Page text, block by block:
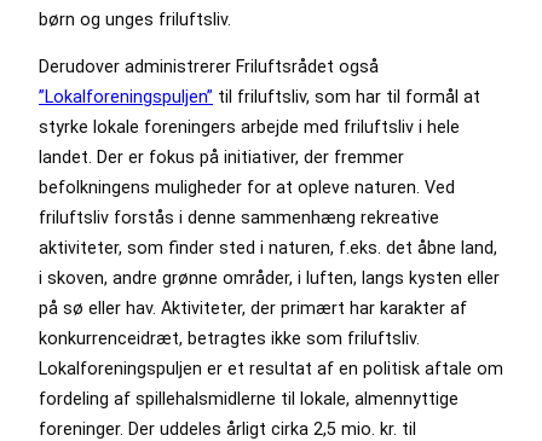
børn og unges friluftsliv.
Derudover administrerer Friluftsrådet også
”Lokalforeningspuljen” til friluftsliv, som har til formål at
styrke lokale foreningers arbejde med friluftsliv i hele
landet. Der er fokus på initiativer, der fremmer
befolkningens muligheder for at opleve naturen. Ved
friluftsliv forstås i denne sammenhæng rekreative
aktiviteter, som finder sted i naturen, f.eks. det åbne land,
i skoven, andre grønne områder, i luften, langs kysten eller
på sø eller hav. Aktiviteter, der primært har karakter af
konkurrenceidræt, betragtes ikke som friluftsliv.
Lokalforeningspuljen er et resultat af en politisk aftale om
fordeling af spillehalsmidlerne til lokale, almennyttige
foreninger. Der uddeles årligt cirka 2,5 mio. kr. til